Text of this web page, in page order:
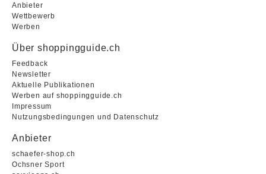
Anbieter
Wettbewerb
Werben
Über shoppingguide.ch
Feedback
Newsletter
Aktuelle Publikationen
Werben auf shoppingguide.ch
Impressum
Nutzungsbedingungen und Datenschutz
Anbieter
schaefer-shop.ch
Ochsner Sport